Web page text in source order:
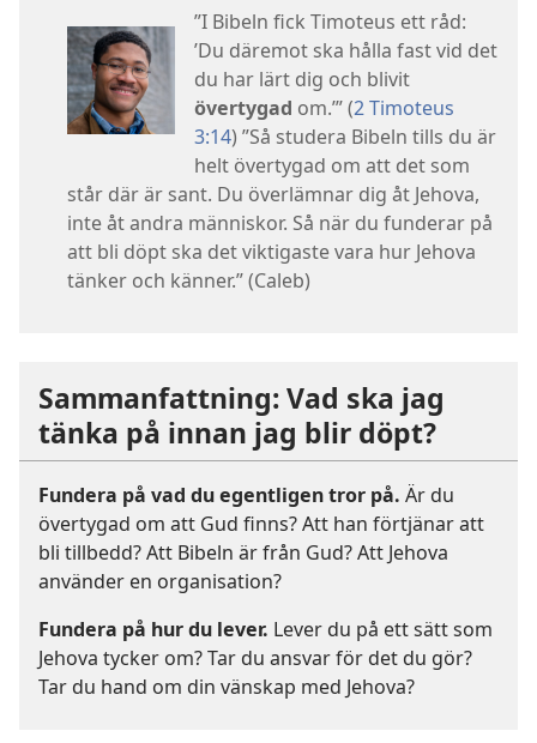
”I Bibeln fick Timoteus ett råd:
’Du däremot ska hålla fast vid det
du har lärt dig och blivit
övertygad om.’” (2 Timoteus
3:14) ”Så studera Bibeln tills du är
helt övertygad om att det som
står där är sant. Du överlämnar dig åt Jehova,
inte åt andra människor. Så när du funderar på
att bli döpt ska det viktigaste vara hur Jehova
tänker och känner.” (Caleb)
Sammanfattning: Vad ska jag
tänka på innan jag blir döpt?
Fundera på vad du egentligen tror på. Är du
övertygad om att Gud finns? Att han förtjänar att
bli tillbedd? Att Bibeln är från Gud? Att Jehova
använder en organisation?
Fundera på hur du lever. Lever du på ett sätt som
Jehova tycker om? Tar du ansvar för det du gör?
Tar du hand om din vänskap med Jehova?